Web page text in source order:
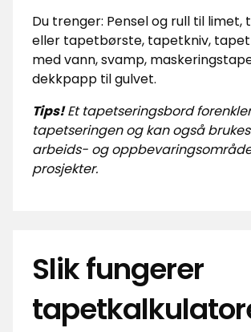
Du trenger: Pensel og rull til
eller tapetbørste, tapetkniv,
med vann, svamp,
dekkpapp til gulvet.
Tips!Et tapetseringsbord forenkler
tapetseringen og kan også
arbeids- og
prosjekter.
Slik fungerer